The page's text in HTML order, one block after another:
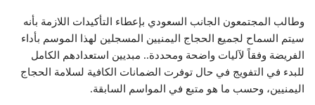
وطالب المجتمعون الجانب السعودي بإعطاء التأكيدات اللازمة بأنه
سيتم السماح لجميع الحجاج اليمنيين المسجلين لهذا الموسم بأداء
الفريضة وفقاً لآليات واضحة ومحددة.. مبديين استعدادهم الكامل
للبدء في التفويج في حال توفرت الضمانات الكافية لسلامة الحجاج
اليمنيين، وحسب ما هو متبع في المواسم السابقة.